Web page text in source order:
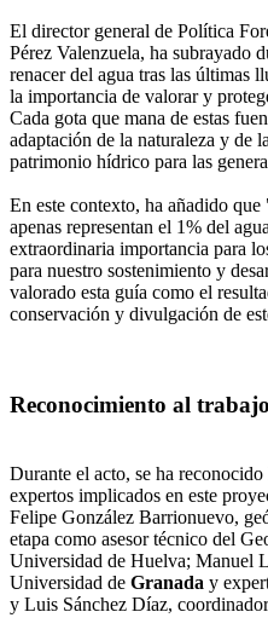
El director general de Política
Pérez Valenzuela, ha subrayado
renacer del agua tras las últimas
la importancia de valorar y
Cada gota que mana de estas
adaptación de la naturaleza y de
patrimonio hídrico para las
En este contexto, ha añadido que
apenas representan el 1% del
extraordinaria importancia para
para nuestro sostenimiento y
valorado esta guía como el
conservación y divulgación de
Reconocimiento al
Durante el acto, se ha
expertos implicados en este
Felipe González Barrionuevo,
etapa como asesor técnico del
Universidad de Huelva; Manuel
Universidad de Granada y
y Luis Sánchez Díaz,